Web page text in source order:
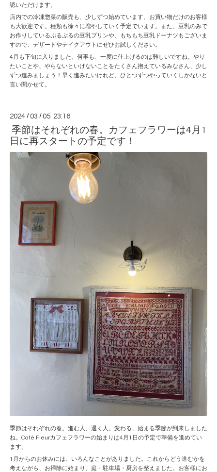
認いただけます。
店内での冷凍惣菜の販売も、少しずつ始めています。お買い物だけのお客様
も大歓迎です。種類も徐々に増やしていく予定でいます。また、豆乳のみで
お作りしているぷるぷるの豆乳プリンや、もちもち豆乳ドーナツもございま
すので、デザートやテイクアウトにぜひお試しください。
4月も下旬に入りました。何事も、一度に仕上げるのは難しいですね。やり
たいことや、やらないといけないことをたくさん抱えているみなさん、少し
ずつ進みましょう！早く進みたいけれど、ひとつずつやっていくしかないと
言い聞かせて。
2024 /03 /05 23:16
季節はそれぞれの春。カフェフラワーは4月1
日に再スタートの予定です！
季節はそれぞれの春。進む人、退く人。変わる、始まる季節が到来しました
ね。Café Fleurカフェフラワーの始まりは4月1日の予定で準備を進めてい
ます。
1月からのお休みには、いろんなことがありました。これからどう進むかを
考えながら、お掃除に始まり、庭・駐車場・厨房を整えました。お客様にお